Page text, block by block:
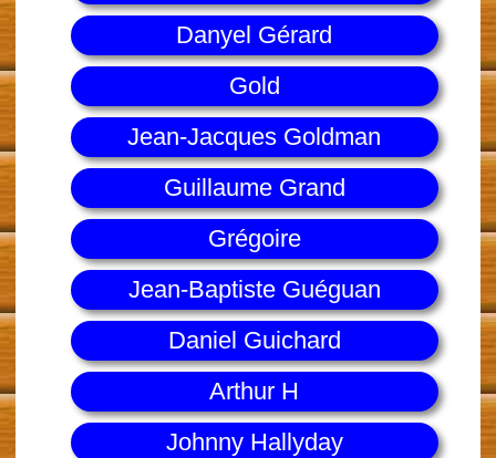
Danyel Gérard
Gold
Jean-Jacques Goldman
Guillaume Grand
Grégoire
Jean-Baptiste Guéguan
Daniel Guichard
Arthur H
Johnny Hallyday